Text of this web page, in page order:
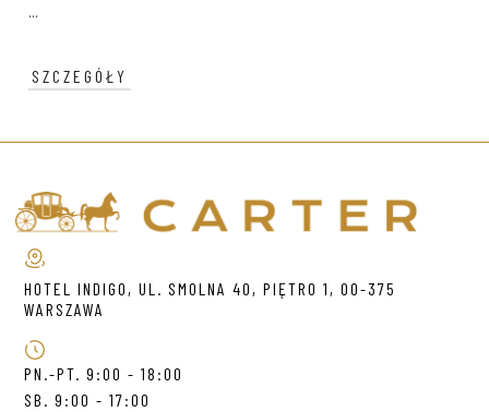
...
SZCZEGÓŁY
HOTEL INDIGO, UL. SMOLNA 40, PIĘTRO 1, 00-375
WARSZAWA
PN.-PT. 9:00 - 18:00
SB. 9:00 - 17:00